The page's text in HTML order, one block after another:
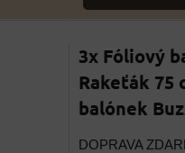
3x Fóliový
Rakeťák 75
balónek
DOPRAVA